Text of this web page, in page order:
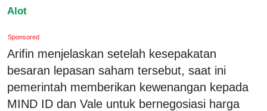
Alot
Sponsored
Arifin menjelaskan setelah kesepakatan
besaran lepasan saham tersebut, saat ini
pemerintah memberikan kewenangan kepada
MIND ID dan Vale untuk bernegosiasi harga